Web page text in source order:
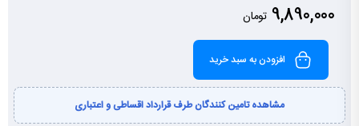
9,890,000 تومان
افزودن به سبد خرید
مشاهده تامین کنندگان طرف قرارداد اقساطی و اعتباری